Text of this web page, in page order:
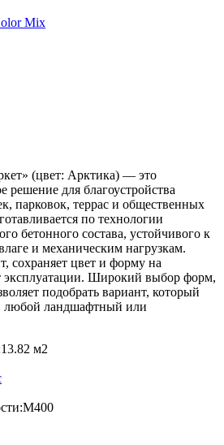
Mix
(цвет: Арктика) — это
решение для благоустройства
парковок, террас и общественных
по технологии
бетонного состава, устойчивого к
и механическим нагрузкам.
сохраняет цвет и форму на
эксплуатации. Широкий выбор форм,
подобрать вариант, который
любой ландшафтный или
13.82 м2
М400